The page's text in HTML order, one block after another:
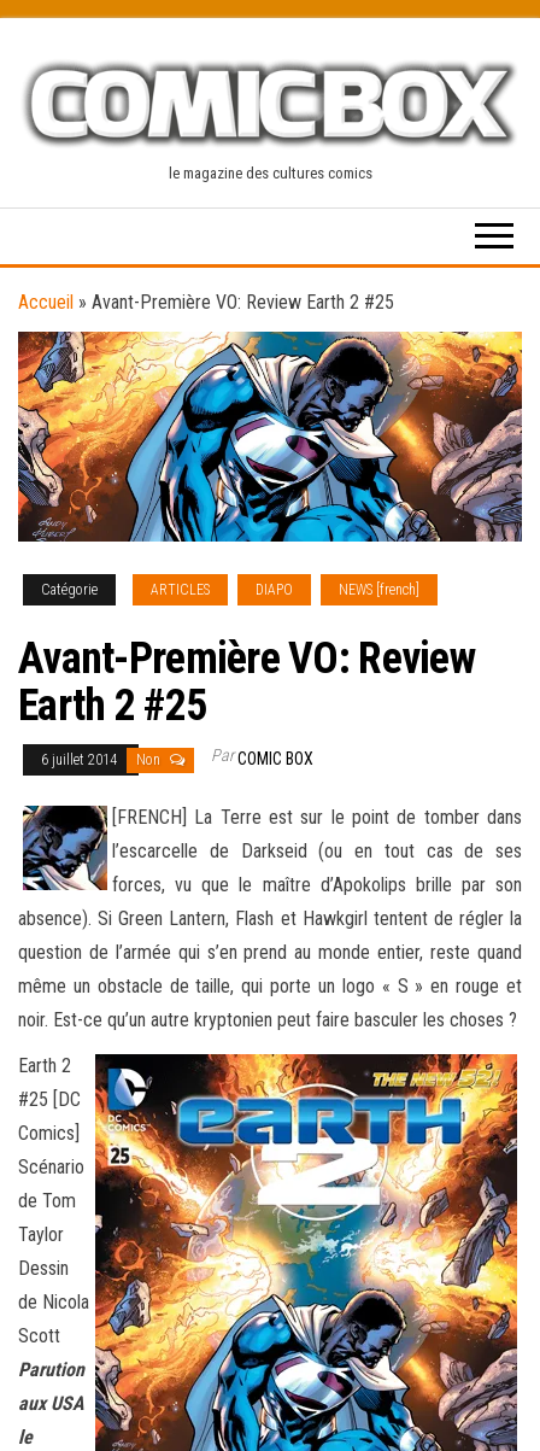
content
le magazine des cultures comics
Accueil » Avant-Première VO: Review Earth 2 #25
Catégorie ARTICLES DIAPO NEWS [french]
Avant-Première VO: Review
Earth 2 #25
6 juillet 2014 Non ParCOMIC BOX
[FRENCH] La Terre est sur le point de tomber dans
l’escarcelle de Darkseid (ou en tout cas de ses
forces, vu que le maître d’Apokolips brille par son
absence). Si Green Lantern, Flash et Hawkgirl tentent de régler la
question de l’armée qui s’en prend au monde entier, reste quand
même un obstacle de taille, qui porte un logo « S » en rouge et
noir. Est-ce qu’un autre kryptonien peut faire basculer les choses ?
Earth 2
#25 [DC
Comics]
Scénario
de Tom
Taylor
Dessin
de Nicola
Scott
Parution
aux USA
le